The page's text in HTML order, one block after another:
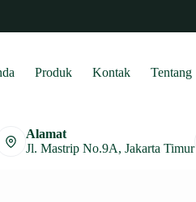
Produk Kontak Tentang
Alamat
Jl. Mastrip No.9A, Jakarta Timur